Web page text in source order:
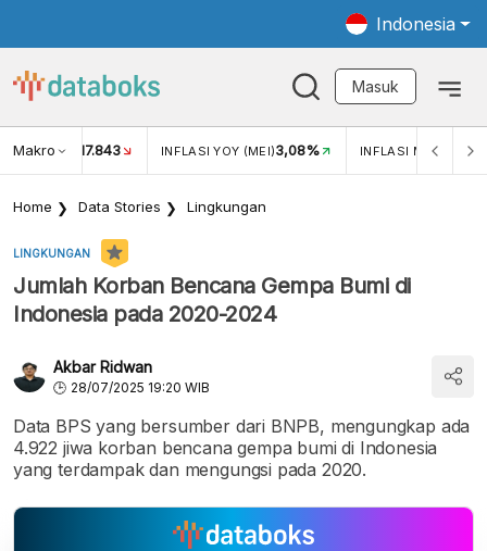
Indonesia
Masuk
Makro
USD/IDR 17.843 INFLASI YOY (MEI)3,08% INFLASI MOM (MEI)
Home Data Stories Lingkungan
LINGKUNGAN
Jumlah Korban Bencana Gempa Bumi di
Indonesia pada 2020-2024
Akbar Ridwan
28/07/2025 19:20 WIB
Data BPS yang bersumber dari BNPB, mengungkap ada
4.922 jiwa korban bencana gempa bumi di Indonesia
yang terdampak dan mengungsi pada 2020.